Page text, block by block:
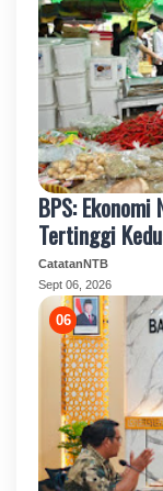
BPS: Ekonomi
Tertinggi
CatatanNTB
Sept 06, 2026